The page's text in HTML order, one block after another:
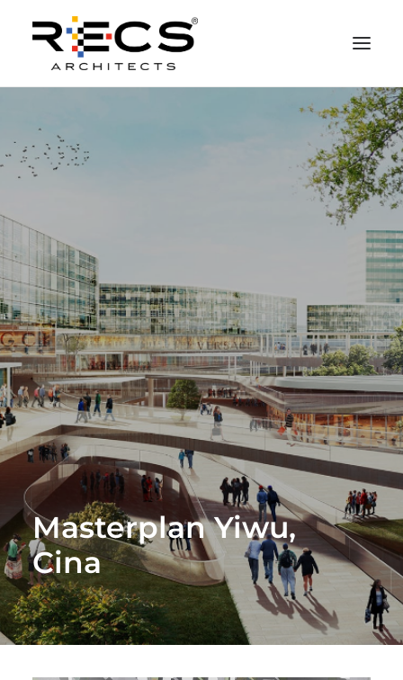
CHI SIAMO
PORTFOLIO
FONDAZIONE
CONTATTI
MERCHANDISING
Masterplan Yiwu,
Cina